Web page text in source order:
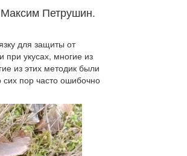
Петрушин.
для защиты от
укусах, многие из
из этих методик были
сих пор часто ошибочно